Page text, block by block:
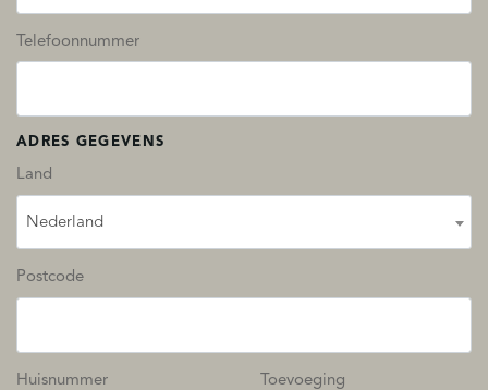
Telefoonnummer
ADRES GEGEVENS
Land
Nederland
Postcode
Huisnummer Toevoeging